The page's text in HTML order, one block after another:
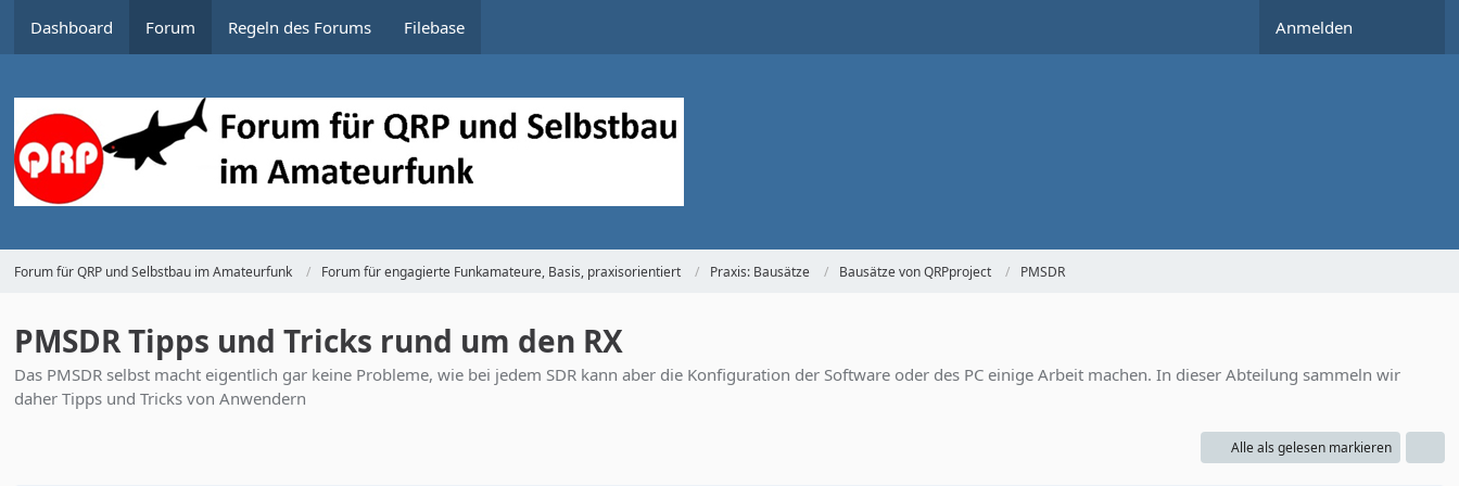
Dashboard Forum Regeln des Forums Filebase Anmelden
Forum für QRP und Selbstbau im Amateurfunk Forum für engagierte Funkamateure, Basis, praxisorientiert Praxis: Bausätze Bausätze von QRPproject PMSDR
PMSDR Tipps und Tricks rund um den RX
Das PMSDR selbst macht eigentlich gar keine Probleme, wie bei jedem SDR kann aber die Konfiguration der Software oder des PC einige Arbeit machen. In dieser Abteilung sammeln wir
daher Tipps und Tricks von Anwendern
Alle als gelesen markieren